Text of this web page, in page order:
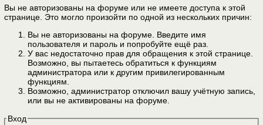
Вы не авторизованы на форуме или не имеете доступа к этой
странице. Это могло произойти по одной из нескольких причин:
Вы не авторизованы на форуме. Введите имя
пользователя и пароль и попробуйте ещё раз.
У вас недостаточно прав для обращения к этой странице.
Возможно, вы пытаетесь обратиться к функциям
администратора или к другим привилегированным
функциям.
Возможно, администратор отключил вашу учётную запись,
или вы не активированы на форуме.
Вход